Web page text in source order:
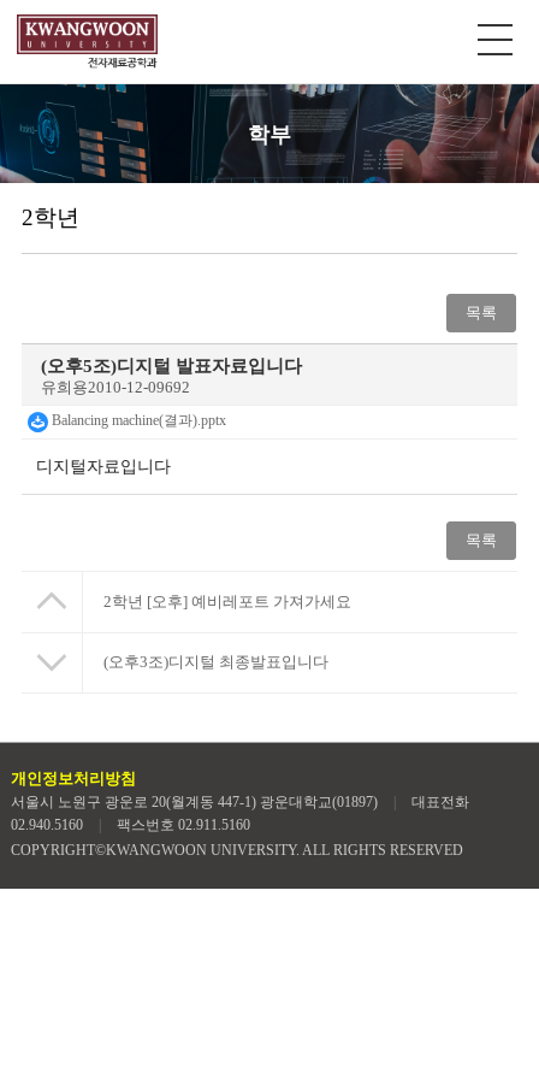
학부
2학년
목록
(오후5조)디지털 발표자료입니다
유희용2010-12-09692
Balancing machine(결과).pptx
디지털자료입니다
목록
2학년 [오후] 예비레포트 가져가세요
(오후3조)디지털 최종발표입니다
개인정보처리방침
서울시 노원구 광운로 20(월계동 447-1) 광운대학교(01897)
대표전화
02.940.5160
팩스번호 02.911.5160
COPYRIGHT©KWANGWOON UNIVERSITY. ALL RIGHTS RESERVED